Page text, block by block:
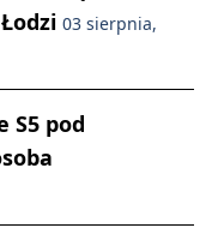
03 sierpnia,
S5 pod